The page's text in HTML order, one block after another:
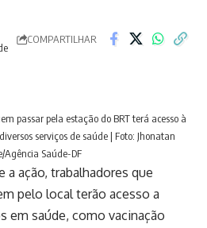
COMPARTILHAR
passar pela estação do BRT terá acesso à
serviços de saúde | Foto: Jhonatan
Agência Saúde-DF
a ação, trabalhadores que
pelo local terão acesso a
em saúde, como vacinação